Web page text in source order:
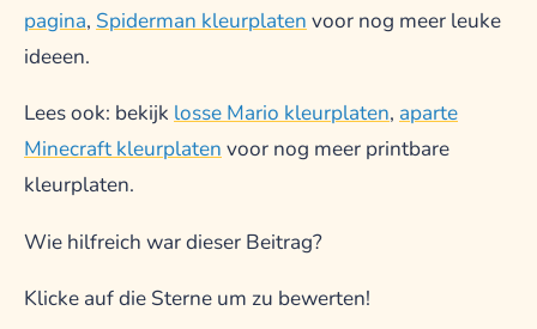
pagina, Spiderman kleurplaten voor nog meer leuke
ideeen.
Lees ook: bekijk losse Mario kleurplaten, aparte
Minecraft kleurplaten voor nog meer printbare
kleurplaten.
Wie hilfreich war dieser Beitrag?
Klicke auf die Sterne um zu bewerten!